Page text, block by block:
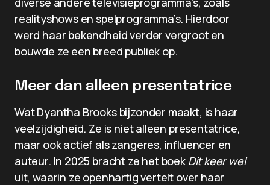
realityshows en spelprogramma’s. Hierdoor
werd haar bekendheid verder vergroot en
bouwde ze een breed publiek op.
Meer dan alleen presentatrice
Wat Dyantha Brooks bijzonder maakt, is haar
veelzijdigheid. Ze is niet alleen presentatrice,
maar ook actief als zangeres, influencer en
auteur. In 2025 bracht ze het boek Dit keer wel
uit, waarin ze openhartig vertelt over haar